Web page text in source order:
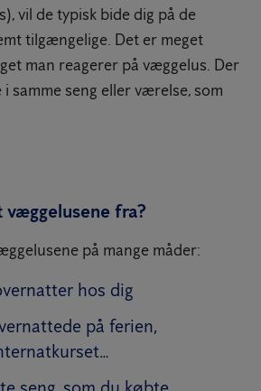
vil de typisk bide dig på de
tilgængelige. Det er meget
man reagerer på væggelus. Der
samme seng eller værelse, som
fra?
på mange måder:
hos dig
på ferien,